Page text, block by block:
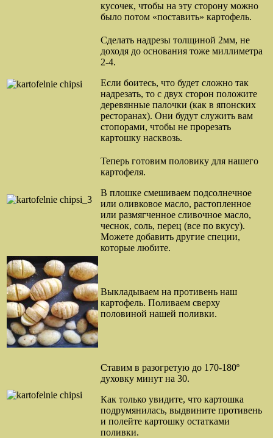
кусочек, чтобы на эту сторону можно
было потом «поставить» картофель.
Сделать надрезы толщиной 2мм, не
доходя до основания тоже миллиметра
2-4.
Если боитесь, что будет сложно так
надрезать, то с двух сторон положите
деревянные палочки (как в японских
ресторанах). Они будут служить вам
стопорами, чтобы не прорезать
картошку насквозь.
Теперь готовим половику для нашего
картофеля.
В плошке смешиваем подсолнечное
или оливковое масло, растопленное
или размягченное сливочное масло,
чеснок, соль, перец (все по вкусу).
Можете добавить другие специи,
которые любите.
Выкладываем на противень наш
картофель. Поливаем сверху
половиной нашей поливки.
Ставим в разогретую до 170-180º
духовку минут на 30.
Как только увидите, что картошка
подрумянилась, выдвините противень
и полейте картошку остатками
поливки.